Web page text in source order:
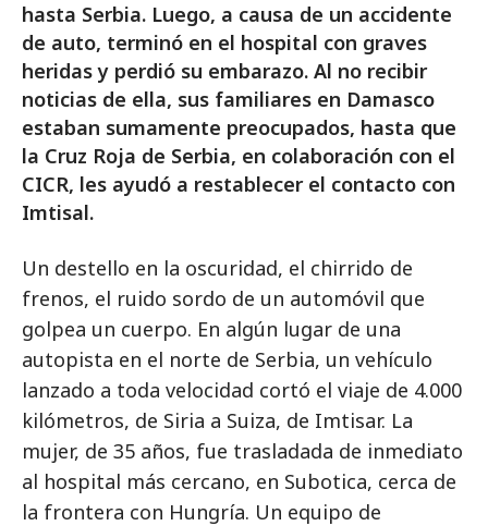
hasta Serbia. Luego, a causa de un accidente
de auto, terminó en el hospital con graves
heridas y perdió su embarazo. Al no recibir
noticias de ella, sus familiares en Damasco
estaban sumamente preocupados, hasta que
la Cruz Roja de Serbia, en colaboración con el
CICR, les ayudó a restablecer el contacto con
Imtisal.
Un destello en la oscuridad, el chirrido de
frenos, el ruido sordo de un automóvil que
golpea un cuerpo. En algún lugar de una
autopista en el norte de Serbia, un vehículo
lanzado a toda velocidad cortó el viaje de 4.000
kilómetros, de Siria a Suiza, de Imtisar. La
mujer, de 35 años, fue trasladada de inmediato
al hospital más cercano, en Subotica, cerca de
la frontera con Hungría. Un equipo de